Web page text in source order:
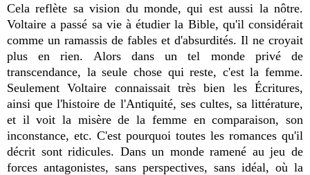
Cela reflète sa vision du monde, qui est aussi la nôtre.
Voltaire a passé sa vie à étudier la Bible, qu'il considérait
comme un ramassis de fables et d'absurdités. Il ne croyait
plus en rien. Alors dans un tel monde privé de
transcendance, la seule chose qui reste, c'est la femme.
Seulement Voltaire connaissait très bien les Écritures,
ainsi que l'histoire de l'Antiquité, ses cultes, sa littérature,
et il voit la misère de la femme en comparaison, son
inconstance, etc. C'est pourquoi toutes les romances qu'il
décrit sont ridicules. Dans un monde ramené au jeu de
forces antagonistes, sans perspectives, sans idéal, où la